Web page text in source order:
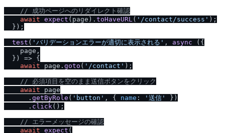
// 成功ページへのリダイレクト確認
await expect (page). toHaveURL( ' /contact/success' );
  });
test ( 'バリデーションエラーが適切に表示される' , async ({
    page,
  }) => {
await page. goto ( ' /contact' );
// 必須項目を空のまま送信ボタンをクリック
await page
      .
getByRole ( 'button' , { name : '送信'
})
      .
click();
// エラーメッセージの確認
await expect (